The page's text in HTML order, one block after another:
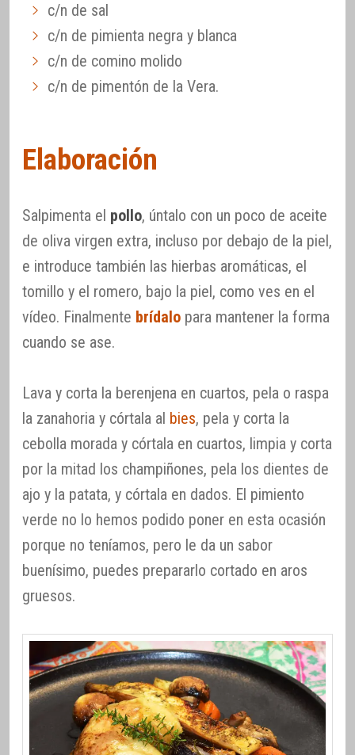
c/n de sal
c/n de pimienta negra y blanca
c/n de comino molido
c/n de pimentón de la Vera.
Elaboración
Salpimenta el pollo, úntalo con un poco de aceite
de oliva virgen extra, incluso por debajo de la piel,
e introduce también las hierbas aromáticas, el
tomillo y el romero, bajo la piel, como ves en el
vídeo. Finalmente brídalo para mantener la forma
cuando se ase.
Lava y corta la berenjena en cuartos, pela o raspa
la zanahoria y córtala al bies, pela y corta la
cebolla morada y córtala en cuartos, limpia y corta
por la mitad los champiñones, pela los dientes de
ajo y la patata, y córtala en dados. El pimiento
verde no lo hemos podido poner en esta ocasión
porque no teníamos, pero le da un sabor
buenísimo, puedes prepararlo cortado en aros
gruesos.